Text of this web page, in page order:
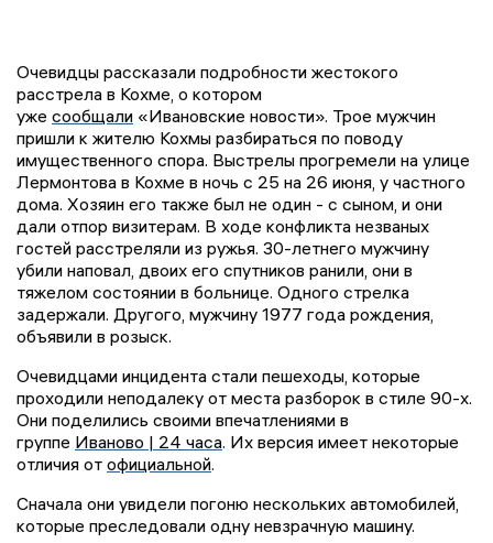
Очевидцы рассказали подробности жестокого
расстрела в Кохме, о котором
уже сообщали «Ивановские новости». Трое мужчин
пришли к жителю Кохмы разбираться по поводу
имущественного спора. Выстрелы прогремели на улице
Лермонтова в Кохме в ночь с 25 на 26 июня, у частного
дома. Хозяин его также был не один - с сыном, и они
дали отпор визитерам. В ходе конфликта незваных
гостей расстреляли из ружья. 30-летнего мужчину
убили наповал, двоих его спутников ранили, они в
тяжелом состоянии в больнице. Одного стрелка
задержали. Другого, мужчину 1977 года рождения,
объявили в розыск.
Очевидцами инцидента стали пешеходы, которые
проходили неподалеку от места разборок в стиле 90-х.
Они поделились своими впечатлениями в
группе Иваново | 24 часа. Их версия имеет некоторые
отличия от официальной.
Сначала они увидели погоню нескольких автомобилей,
которые преследовали одну невзрачную машину.